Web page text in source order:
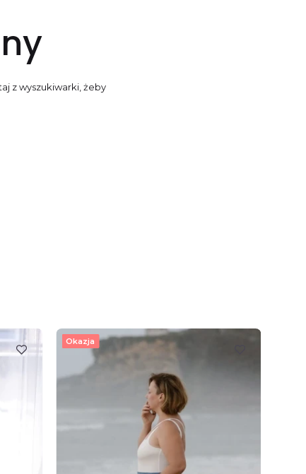
z wyszukiwarki, żeby
Okazja